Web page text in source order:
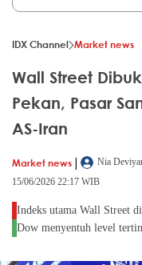
IDX Channel Market news
Wall Street
Pekan, Pasar
AS-Iran
Market news |
Nia
15/06/2026 22:17 WIB
Indeks utama Wall Street
Dow menyentuh level